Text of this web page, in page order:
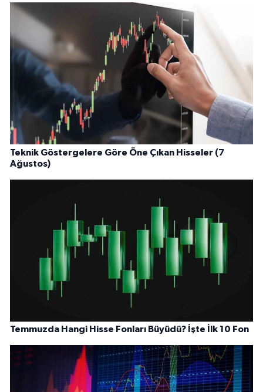
Teknik Göstergelere Göre Öne Çıkan Hisseler (7
Ağustos)
Temmuzda Hangi Hisse Fonları Büyüdü? İşte İlk 10 Fon